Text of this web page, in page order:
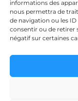
informations des
nous permettra de
de navigation ou les ID
consentir ou de retirer
négatif sur certaines
CONTACT
PRÉ-
ÉCOLE
COLLÈGE
LYCÉE
POLITIQUE